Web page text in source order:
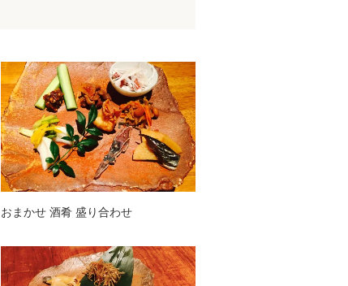
おまかせ 酒肴 盛り合わせ